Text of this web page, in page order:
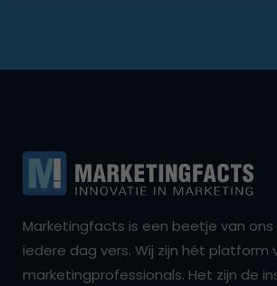
Marketingfacts is een beetje van ons
iedere dag vers. Wij zijn hét platform
marketingprofessionals. Het zijn de